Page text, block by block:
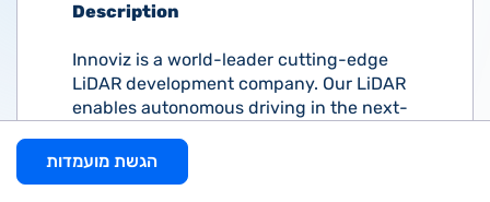
Description
Innoviz is a world-leader cutting-edge
LiDAR development company. Our LiDAR
enables autonomous driving in the next-
such as BMW and VW.
הגשת מועמדות